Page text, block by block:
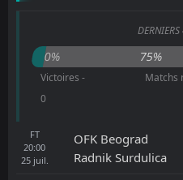
0% 75%
Victoires -
0
Matchs
FT
20:00
25 juil.
OFK Beograd
Radnik Surdulica